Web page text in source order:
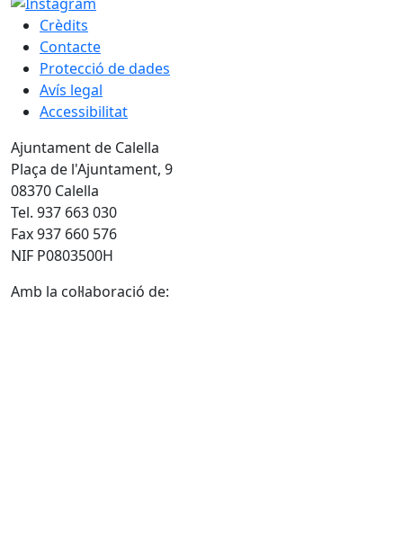
Crèdits
Contacte
Protecció de dades
Avís legal
Accessibilitat
Ajuntament de Calella
Plaça de l'Ajuntament, 9
08370 Calella
Tel. 937 663 030
Fax 937 660 576
NIF P0803500H
Amb la col·laboració de: